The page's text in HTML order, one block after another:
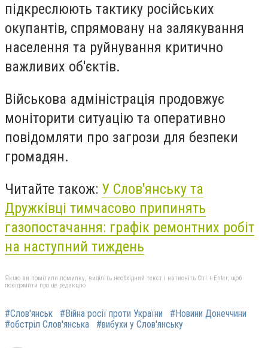
підкреслюють тактику російських
окупантів, спрямовану на залякування
населення та руйнування критично
важливих об'єктів.
Військова адміністрація продовжує
моніторити ситуацію та оперативно
повідомляти про загрози для безпеки
громадян.
Читайте також: У Слов'янську та
Дружківці тимчасово припинять
газопостачання: графік ремонтних робіт
на наступний тиждень
Якщо ви помітили помилку, виділіть необхідний текст і натисніть Ctrl + Enter, щоб
повідомити про це редакцію
#Слов'янськ #Війна росії проти України
#Новини Донеччини
#обстріл Слов'янська
#вибухи у Слов'янську